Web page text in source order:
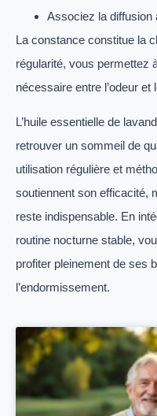
Associez la diffusion
La constance constitue la
régularité, vous permettez
nécessaire entre l’odeur et
L’huile essentielle de
retrouver un sommeil de
utilisation régulière et
soutiennent son efficacité,
reste indispensable. En
routine nocturne stable,
profiter pleinement de ses
l’endormissement.